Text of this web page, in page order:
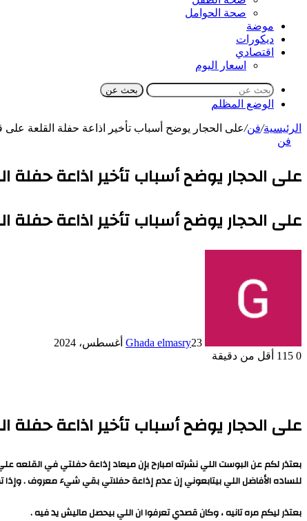
صحة الحوامل
موضة
ديكورات
اقتصادي
اسعار اليوم
بحث عن
الوضع المظلم
الرئيسية/فن/على الحجار يوضح أسباب تأخير اذاعة حفلة القلعة على
فن
على الحجار يوضح أسباب تأخير اذاعة حفلة
على الحجار يوضح أسباب تأخير اذاعة حفلة
Ghada elmasry23 أغسطس، 2024
0
أقل من دقيقة
على الحجار يوضح أسباب تأخير اذاعة حفلة
للساده الأفاضل اللي بيتابعوني إن عدم إذاعة حفلاتي بقي شيء معروف .
بعتذر ليكم مره تانيه ، وكان قصدي تعرفوا ان اللي بيحصل ماليش يد فيه .